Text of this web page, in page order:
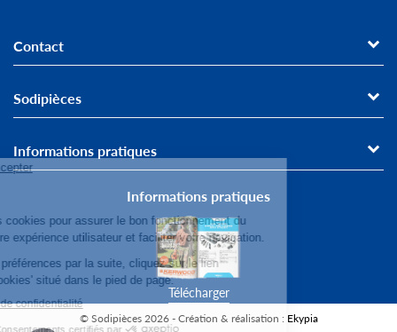
Contact
Sodipièces
Informations pratiques
Informations pratiques
Télécharger
© Sodipièces 2026 - Création & réalisation : Ekypia